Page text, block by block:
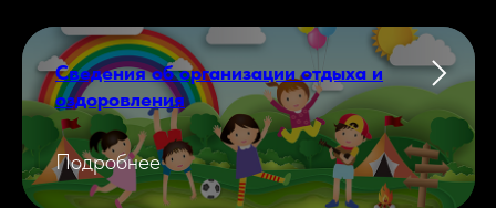
Сведения об организации отдыха и
оздоровления
Подробнее